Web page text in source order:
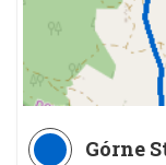
Górne